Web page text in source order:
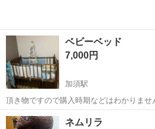
ベビーベッド
7,000円
加須駅
頂き物ですので購入時期などはわかりませ
た。 部屋が狭いのであまりつかっていません。 説明書はご
ん。 布団、防水マットなどついております。 ご希望でしたら一緒にお
埼玉 加須市 加須駅
ネムリラ